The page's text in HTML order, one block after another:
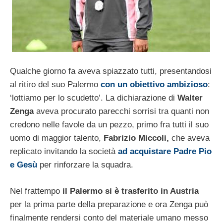
Qualche giorno fa aveva spiazzato tutti, presentandosi
al ritiro del suo Palermo con un obiettivo ambizioso:
‘lottiamo per lo scudetto’. La dichiarazione di Walter
Zengaaveva procurato parecchi sorrisi tra quanti non
credono nelle favole da un pezzo, primo fra tutti il suo
uomo di maggior talento, Fabrizio Miccoli, che aveva
replicato invitando la società ad acquistare Padre Pio
e Gesù per rinforzare la squadra.
Nel frattempo il Palermo si è trasferito in Austria
per la prima parte della preparazione e ora Zenga può
finalmente rendersi conto del materiale umano messo